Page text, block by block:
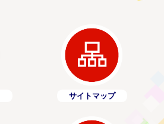
サイトマップ